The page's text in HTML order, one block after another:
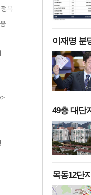
복
이재명 분
49층 대단
목동12단